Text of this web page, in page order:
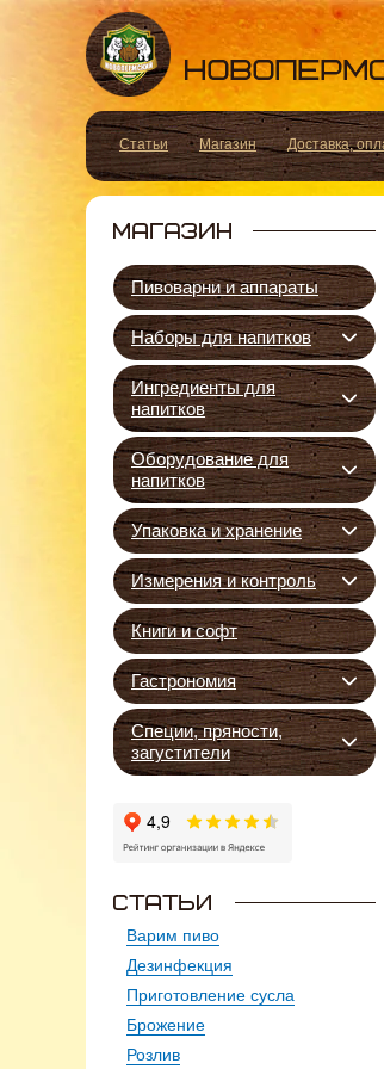
Статьи Магазин Доставка,
Пивоварни и аппараты
Наборы для напитков
Ингредиенты для
напитков
Оборудование для
напитков
Упаковка и хранение
Измерения и контроль
Книги и софт
Гастрономия
Специи, пряности,
загустители
Варим пиво
Дезинфекция
Приготовление сусла
Брожение
Розлив